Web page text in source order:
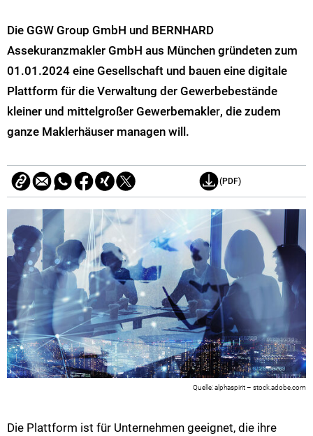
Die GGW Group GmbH und BERNHARD
Assekuranzmakler GmbH aus München gründeten zum
01.01.2024 eine Gesellschaft und bauen eine digitale
Plattform für die Verwaltung der Gewerbebestände
kleiner und mittelgroßer Gewerbemakler, die zudem
ganze Maklerhäuser managen will.
(PDF)
alphaspirit – stock.adobe.com
Die Plattform ist für Unternehmen geeignet, die ihre